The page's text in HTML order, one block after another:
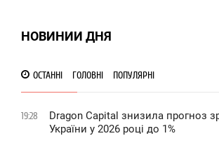
НОВИНИИ ДНЯ
ОСТАННІ ГОЛОВНІ ПОПУЛЯРНІ
19:28
Dragon Capital знизила прогноз
України у 2026 році до 1%